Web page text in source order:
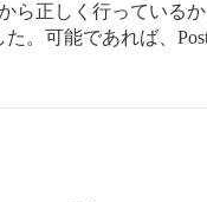
ら正しく行ってい
。可能であれば、